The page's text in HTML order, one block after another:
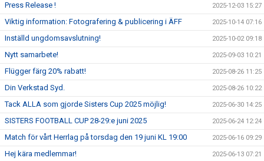
Press Release ! 2025-12-03 15:27
Viktig information: Fotografering & publicering i ÄFF 2025-10-14 07:16
Inställd ungdomsavslutning! 2025-10-02 09:18
Nytt samarbete! 2025-09-03 10:21
Flügger färg 20% rabatt! 2025-08-26 11:25
Din Verkstad Syd. 2025-08-26 10:22
Tack ALLA som gjorde Sisters Cup 2025 möjlig! 2025-06-30 14:25
SISTERS FOOTBALL CUP 28-29:e juni 2025 2025-06-24 12:24
Match för vårt Herrlag på torsdag den 19 juni KL 19:00 2025-06-16 09:29
Hej kära medlemmar! 2025-06-13 07:21